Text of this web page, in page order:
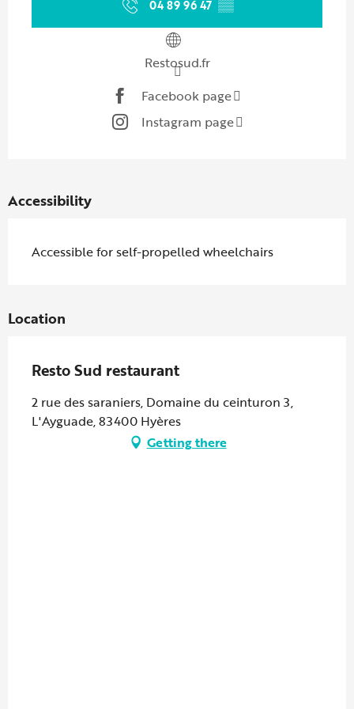
04 89 96 47 ▒▒
Restosud.fr
Facebook page
Instagram page
Accessibility
Accessible for self-propelled wheelchairs
Location
Resto Sud restaurant
2 rue des saraniers, Domaine du ceinturon 3,
L'Ayguade, 83400 Hyères
Getting there